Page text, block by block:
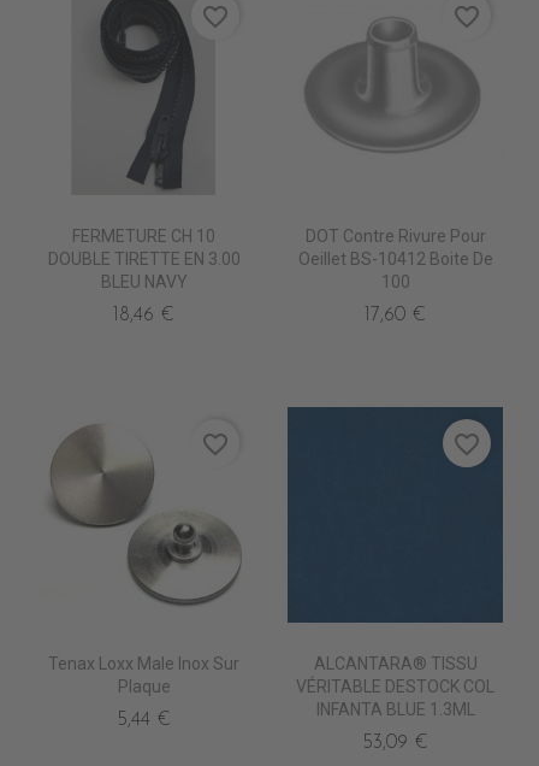
FERMETURE CH 10
DOUBLE TIRETTE EN 3.00
BLEU NAVY
18,46 €
favorite_border
DOT Contre Rivure Pour
Oeillet BS-10412 Boite De
100
17,60 €
favorite_border
Tenax Loxx Male Inox Sur
Plaque
5,44 €
favorite_border
ALCANTARA® TISSU
VÉRITABLE DESTOCK COL
INFANTA BLUE 1.3ML
53,09 €
favorite_border